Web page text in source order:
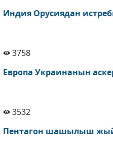
Индия Орусиядан
3758
Европа Украинанын
3532
Пентагон шашылыш